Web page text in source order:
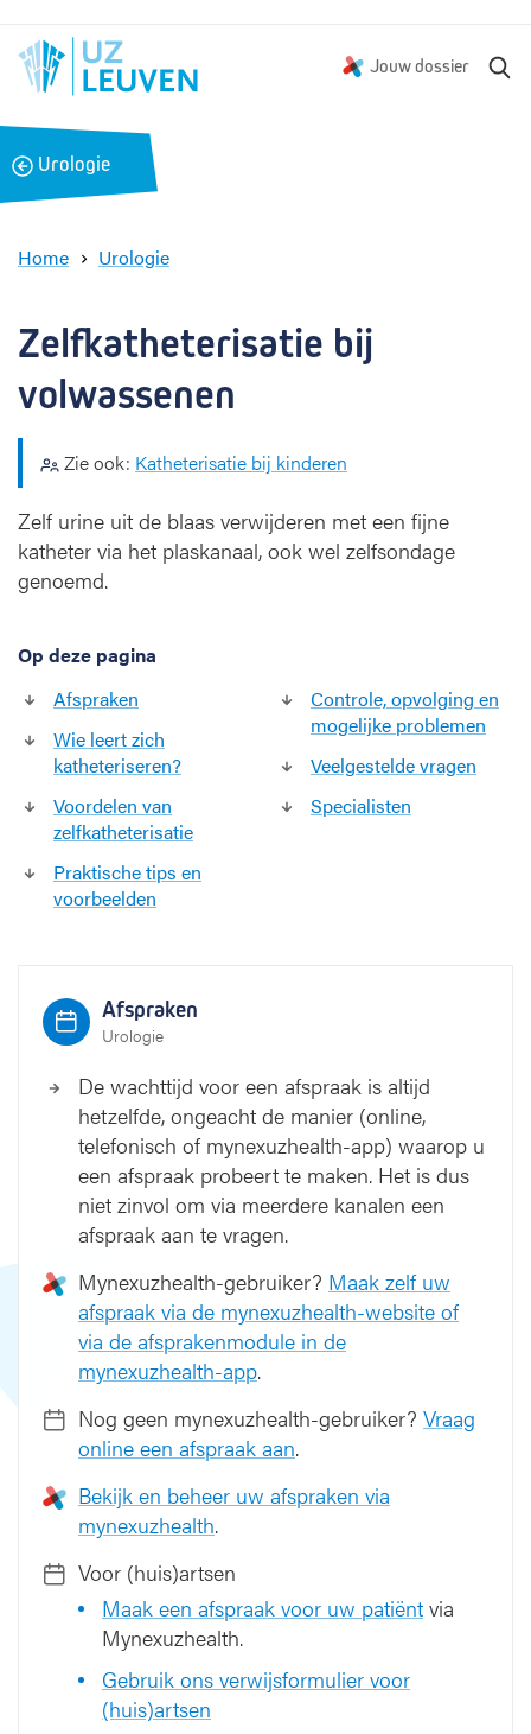
Jouw dossier
B
a
k
Urologie
Home Urologie
f
k
a
h
e
r
i
v
o
l
e
n
Zelfkatheterisatie bij
volwassenen
Zie ook: Katheterisatie bij kinderen
Zelf urine uit de blaas verwijderen met een fijne
katheter via het plaskanaal, ook wel zelfsondage
genoemd.
Op deze pagina
Afspraken
Wie leert zich
katheteriseren?
Voordelen van
zelfkatheterisatie
Praktische tips en
voorbeelden
Controle, opvolging en
mogelijke problemen
Veelgestelde vragen
Specialisten
Afspraken
Urologie
De wachttijd voor een afspraak is altijd
hetzelfde, ongeacht de manier (online,
telefonisch of mynexuzhealth-app) waarop u
een afspraak probeert te maken. Het is dus
niet zinvol om via meerdere kanalen een
afspraak aan te vragen.
Mynexuzhealth-gebruiker? Maak zelf uw
afspraak via de mynexuzhealth-website of
via de afsprakenmodule in de
mynexuzhealth-app.
Nog geen mynexuzhealth-gebruiker? Vraag
online een afspraak aan.
Bekijk en beheer uw afspraken via
mynexuzhealth.
Voor (huis)artsen
Maak een afspraak voor uw patiënt via
Mynexuzhealth.
Gebruik ons verwijsformulier voor
(huis)artsen